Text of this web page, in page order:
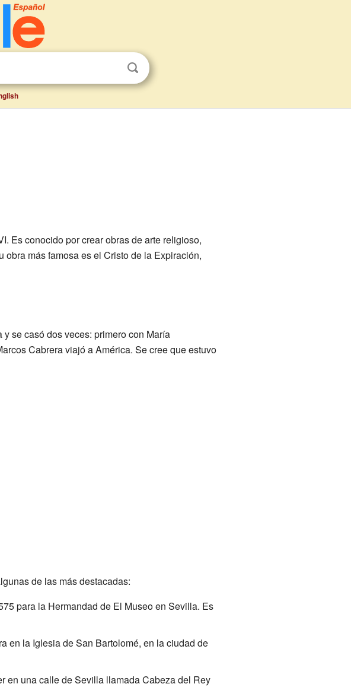
Es conocido por crear obras de arte religioso,
más famosa es el Cristo de la Expiración,
se casó dos veces: primero con María
Cabrera viajó a América. Se cree que estuvo
de las más destacadas:
para la Hermandad de El Museo en Sevilla. Es
en la Iglesia de San Bartolomé, en la ciudad de
en una calle de Sevilla llamada Cabeza del Rey